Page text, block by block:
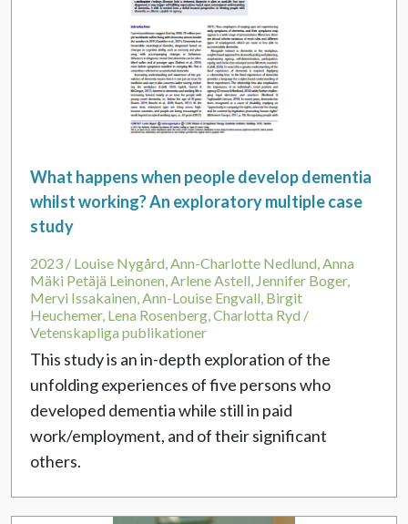
What happens when people develop dementia
whilst working? An exploratory multiple case
study
2023 / Louise Nygård, Ann-Charlotte Nedlund, Anna
Mäki Petäjä Leinonen, Arlene Astell, Jennifer Boger,
Mervi Issakainen, Ann-Louise Engvall, Birgit
Heuchemer, Lena Rosenberg, Charlotta Ryd /
Vetenskapliga publikationer
This study is an in-depth exploration of the
unfolding experiences of five persons who
developed dementia while still in paid
work/employment, and of their significant
others.